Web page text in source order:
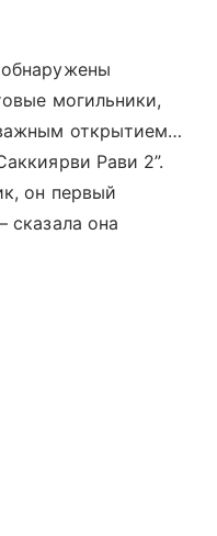
могильники,
открытием…
Рави 2”.
он первый
сказала она